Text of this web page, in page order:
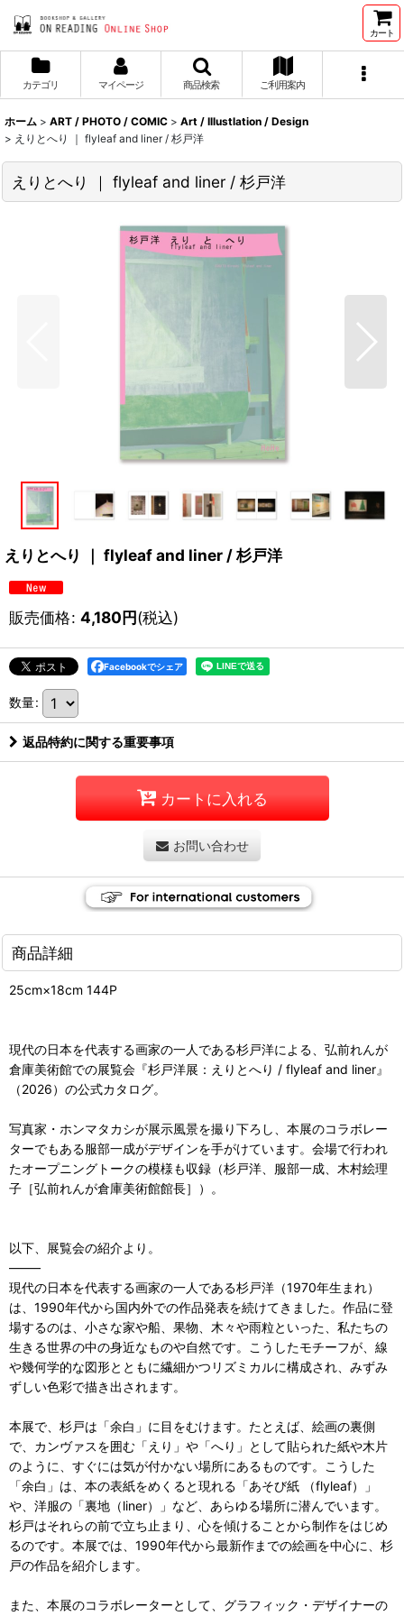
カート
カテゴリ マイページ 商品検索 ご利用案内
ホーム > ART / PHOTO / COMIC > Art / Illustlation / Design
> えりとへり ｜ flyleaf and liner / 杉戸洋
えりとへり ｜ flyleaf and liner / 杉戸洋
えりとへり ｜ flyleaf and liner / 杉戸洋
販売価格: 4,180円(税込)
Facebookでシェア
数量:
返品特約に関する重要事項
カートに入れる
お問い合わせ
商品詳細
25cm×18cm 144P
現代の日本を代表する画家の一人である杉戸洋による、弘前れんが
倉庫美術館での展覧会『杉戸洋展：えりとへり / flyleaf and liner』
（2026）の公式カタログ。
写真家・ホンマタカシが展示風景を撮り下ろし、本展のコラボレー
ターでもある服部一成がデザインを手がけています。会場で行われ
たオープニングトークの模様も収録（杉戸洋、服部一成、木村絵理
子［弘前れんが倉庫美術館館長］）。
以下、展覧会の紹介より。
——–
現代の日本を代表する画家の一人である杉戸洋（1970年生まれ）
は、1990年代から国内外での作品発表を続けてきました。作品に登
場するのは、小さな家や船、果物、木々や雨粒といった、私たちの
生きる世界の中の身近なものや自然です。こうしたモチーフが、線
や幾何学的な図形とともに繊細かつリズミカルに構成され、みずみ
ずしい色彩で描き出されます。
本展で、杉戸は「余白」に目をむけます。たとえば、絵画の裏側
で、カンヴァスを囲む「えり」や「へり」として貼られた紙や木片
のように、すぐには気が付かない場所にあるものです。こうした
「余白」は、本の表紙をめくると現れる「あそび紙 （flyleaf）」
や、洋服の「裏地（liner）」など、あらゆる場所に潜んでいます。
杉戸はそれらの前で立ち止まり、心を傾けることから制作をはじめ
るのです。本展では、1990年代から最新作までの絵画を中心に、杉
戸の作品を紹介します。
また、本展のコラボレーターとして、グラフィック・デザイナーの